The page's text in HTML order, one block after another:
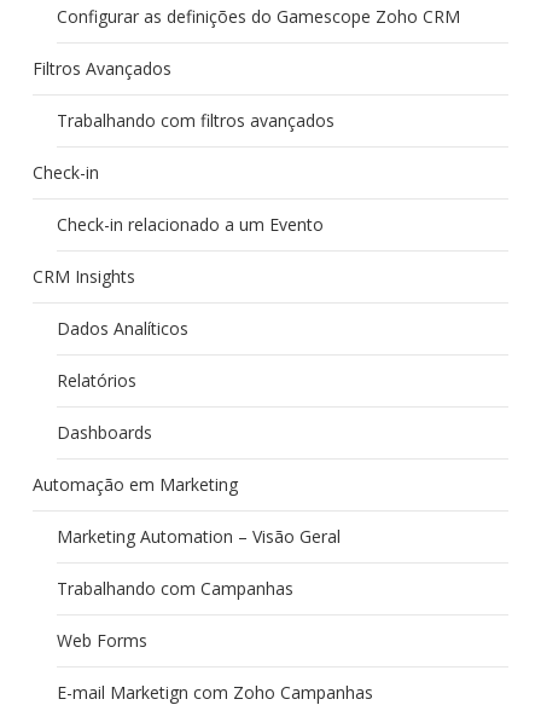
Configurar as definições do Gamescope Zoho CRM
Filtros Avançados
Trabalhando com filtros avançados
Check-in
Check-in relacionado a um Evento
CRM Insights
Dados Analíticos
Relatórios
Dashboards
Automação em Marketing
Marketing Automation – Visão Geral
Trabalhando com Campanhas
Web Forms
E-mail Marketign com Zoho Campanhas